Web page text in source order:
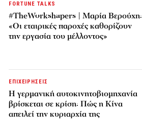
FORTUNE TALKS
#TheWorkshapers | Μαρία Βερούχη:
«Οι εταιρικές παροχές καθορίζουν
την εργασία του μέλλοντος»
ΕΠΙΧΕΙΡΗΣΕΙΣ
Η γερμανική αυτοκινητοβιομηχανία
βρίσκεται σε κρίση: Πώς η Κίνα
απειλεί την κυριαρχία της